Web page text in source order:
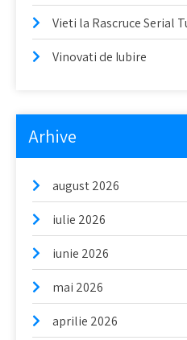
Vieti la Rascruce Serial
Vinovati de Iubire
Arhive
august 2026
iulie 2026
iunie 2026
mai 2026
aprilie 2026